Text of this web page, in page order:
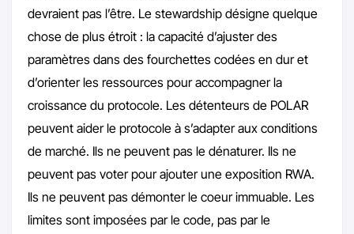
devraient pas l’être. Le stewardship désigne quelque
chose de plus étroit : la capacité d’ajuster des
paramètres dans des fourchettes codées en dur et
d’orienter les ressources pour accompagner la
croissance du protocole. Les détenteurs de POLAR
peuvent aider le protocole à s’adapter aux conditions
de marché. Ils ne peuvent pas le dénaturer. Ils ne
peuvent pas voter pour ajouter une exposition RWA.
Ils ne peuvent pas démonter le coeur immuable. Les
limites sont imposées par le code, pas par le